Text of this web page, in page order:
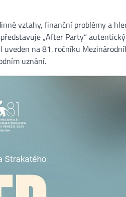
vztahy, finanční problémy a
„After Party“
uveden na 81. ročníku
uznání.